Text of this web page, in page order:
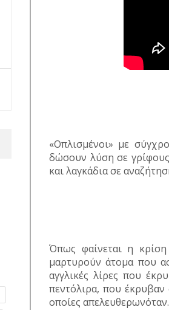
«Οπλισμένοι» με
δώσουν λύση σε
και λαγκάδια σε
Όπως φαίνεται η
μαρτυρούν άτομα που
αγγλικές λίρες που
πεντόλιρα, που έκρυβαν
οποίες απελευθερωνόταν.